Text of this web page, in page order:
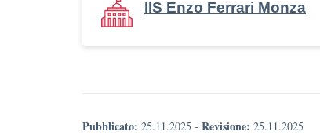
IIS Enzo Ferrari Monza
Pubblicato: 25.11.2025 - Revisione: 25.11.2025